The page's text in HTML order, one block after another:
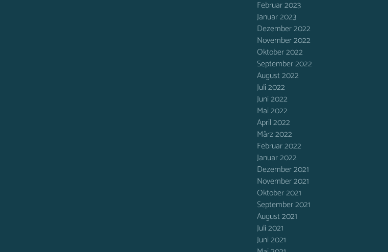
Februar 2023
Januar 2023
Dezember 2022
November 2022
Oktober 2022
September 2022
August 2022
Juli 2022
Juni 2022
Mai 2022
April 2022
März 2022
Februar 2022
Januar 2022
Dezember 2021
November 2021
Oktober 2021
September 2021
August 2021
Juli 2021
Juni 2021